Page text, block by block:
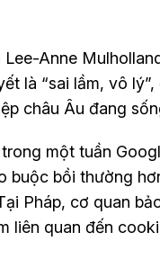
Anne
là “sai lầm, vô
châu Âu đang
một tuần
buộc bồi thường
Pháp, cơ quan
liên quan đến